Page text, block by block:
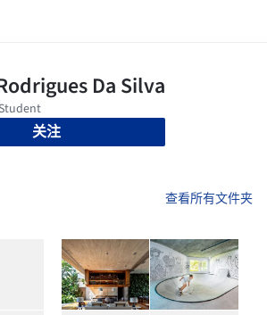
关注
查看所有文件夹